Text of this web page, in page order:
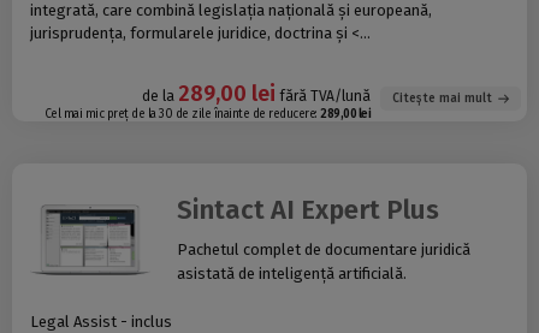
integrată, care combină legislația națională și europeană,
jurisprudența, formularele juridice, doctrina și <...
de la 289,00 leifără TVA/lună
Cel mai mic preț de la 30 de zile înainte de reducere: 289,00 lei
Citește mai mult
Sintact AI Expert Plus
Pachetul complet de documentare juridică
asistată de inteligență artificială.
Legal Assist - inclus